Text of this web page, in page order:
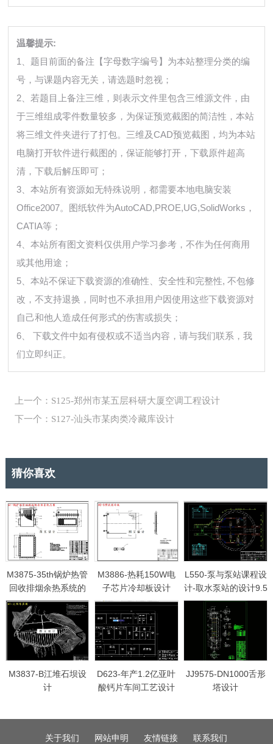
温馨提示:
1、题目前面的备注【字母数字编号】为本站整理分类的编
号，与课题内容无关，请选题时忽视；
2、若题目上备注三维，则表示文件里包含三维源文件，由
于三维组成零件数量较多，为保证预览截图的简洁性，本站
将三维文件夹进行了打包。三维及CAD预览截图，均为本站
电脑打开软件进行截图的，保证能够打开，下载原件超高
清，下载后解压即可；
3、本站所有资源如无特殊说明，都需要本地电脑安装
Office2007。图纸软件为AutoCAD,PROE,UG,SolidWorks，
CATIA等；
4、本站所有图文资料仅供用户学习参考，不作为任何商用
或其他用途；
5、本站不保证下载资源的准确性、安全性和完整性, 不包修
改，不支持退换，同时也不承担用户因使用这些下载资源对
自己和他人造成任何形式的伤害或损失；
6、 下载文件中如有侵权或不适当内容，请与我们联系，我
们立即纠正。
上一个：S125-郑州市某五层科研大厦空调工程设计
下一个：S127-汕头市某肉类冷藏库设计
猜你喜欢
M3875-35th锅炉热管
回收排烟余热系统的
设计
M3886-热耗150W电
子芯片冷却板设计
L550-泵与泵站课程设
计-取水泵站的设计9.5
万
M3837-B江堆石坝设
计
D623-年产1.2亿亚叶
酸钙片车间工艺设计
JJ9575-DN1000舌形
塔设计
关于我们 网站申明 友情链接 联系我们